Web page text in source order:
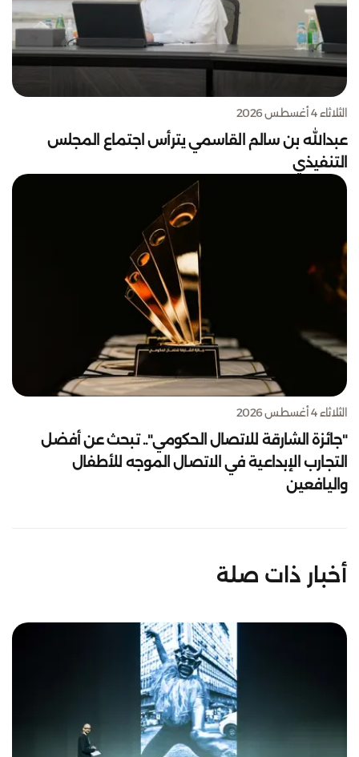
الثلاثاء 4 أغسطس 2026
عبدالله بن سالم القاسمي يترأس اجتماع المجلس
التنفيذي
الثلاثاء 4 أغسطس 2026
"جائزة الشارقة للاتصال الحكومي".. تبحث عن أفضل
التجارب الإبداعية في الاتصال الموجه للأطفال
واليافعين
أخبار ذات صلة